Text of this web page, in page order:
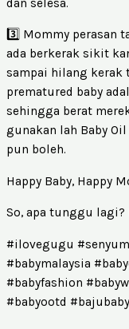
dan selesa.
3️⃣ Mommy perasan
ada berkerak sikit
sampai hilang kerak
prematured baby
sehingga berat
gunakan lah Baby
pun boleh.
Happy Baby, Happy
So, apa tunggu
#ilovegugu
#babymalaysia
#babyfashion
#babyootd